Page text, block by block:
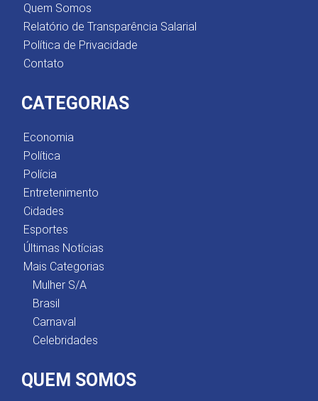
Quem Somos
Relatório de Transparência Salarial
Política de Privacidade
Contato
CATEGORIAS
Economia
Política
Polícia
Entretenimento
Cidades
Esportes
Últimas Notícias
Mais Categorias
Mulher S/A
Brasil
Carnaval
Celebridades
QUEM SOMOS